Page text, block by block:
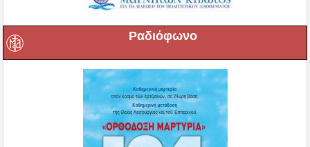
Ραδιόφωνο